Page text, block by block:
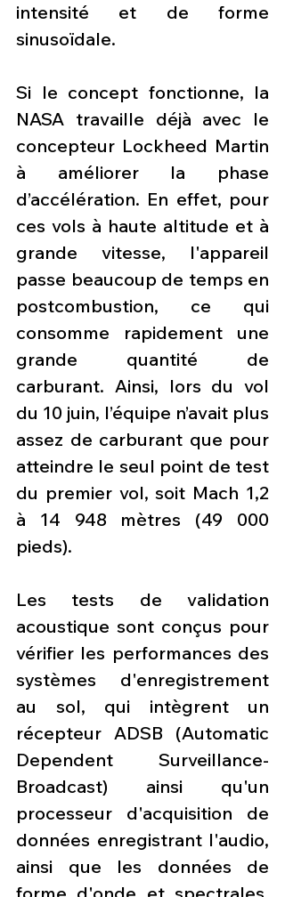
intensité et de forme
sinusoïdale.
Si le concept fonctionne, la
NASA travaille déjà avec le
concepteur Lockheed Martin
à améliorer la phase
d’accélération. En effet, pour
ces vols à haute altitude et à
grande vitesse, l'appareil
passe beaucoup de temps en
postcombustion, ce qui
consomme rapidement une
grande quantité de
carburant. Ainsi, lors du vol
du 10 juin, l’équipe n’avait plus
assez de carburant que pour
atteindre le seul point de test
du premier vol, soit Mach 1,2
à 14 948 mètres (49 000
pieds).
Les tests de validation
acoustique sont conçus pour
vérifier les performances des
systèmes d'enregistrement
au sol, qui intègrent un
récepteur ADSB (Automatic
Dependent Surveillance-
Broadcast) ainsi qu'un
processeur d'acquisition de
données enregistrant l'audio,
ainsi que les données de